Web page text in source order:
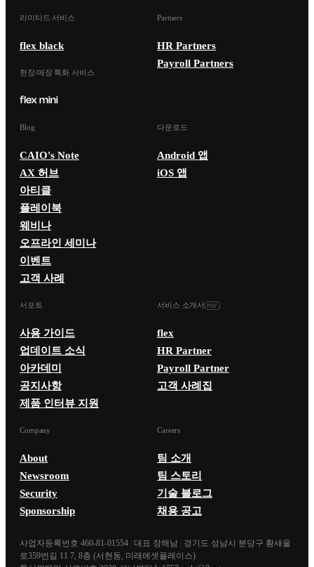
리미티드 서비스
flex black
현장/매장 특화 서비스
Partners
HR Partners
Payroll Partners
Blog
CAIO's Note
AX 허브
아티클
플레이북
웨비나
오프라인 세미나
이벤트
고객 사례
다운로드
Android 앱
iOS 앱
서포트
사용 가이드
업데이트 소식
아카데미
공지사항
제품 인터뷰 지원
서비스 소개서
flex
HR Partner
Payroll Partner
고객 사례집
Company
About
Newsroom
Security
Sponsorship
Careers
팀 소개
팀 스토리
기술 블로그
채용 공고
사업자등록번호 460-81-01554 대표 장해남
경기도 성남시 분당구 황새울
로359번길 11 7, 8층 (서현동, 미래에셋플레이스)